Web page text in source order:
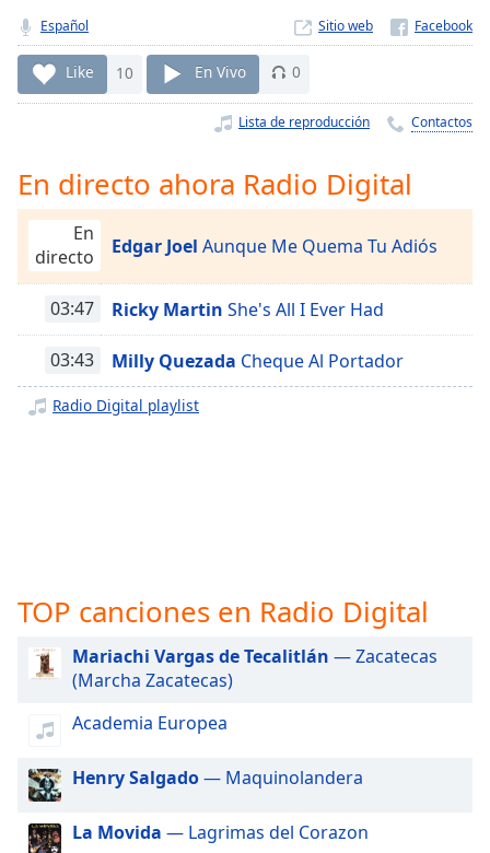
Playback
Rate
Descriptions
descriptions
off,
selected
subtitles
settings,
opens
Audio
Track
Picture-
in-
Fullscreen
window.
Español Sitio web
Like 10 En Vivo 0
Lista de reproducción Contactos
En directo ahora Radio Digital
En
directo
Edgar Joel Aunque Me Quema Tu Adiós
03:47 Ricky Martin She's All I Ever Had
03:43 Milly Quezada Cheque Al Portador
Radio Digital playlist
TOP canciones en Radio Digital
Mariachi Vargas de Tecalitlán — Zacatecas
(Marcha Zacatecas)
Academia Europea
Henry Salgado— Maquinolandera
La Movida — Lagrimas del Corazon